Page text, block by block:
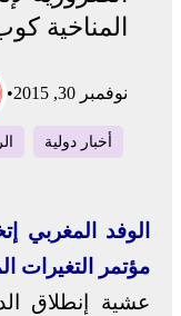
المناخية كوب 21
نوفمبر 30, 2015 •
أخبار دولية
الوفد المغربي
مؤتمر التغيرات